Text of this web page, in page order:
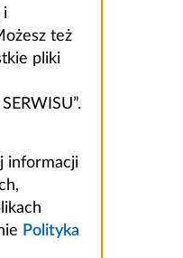
i
też
pliki
informacji
Polityka